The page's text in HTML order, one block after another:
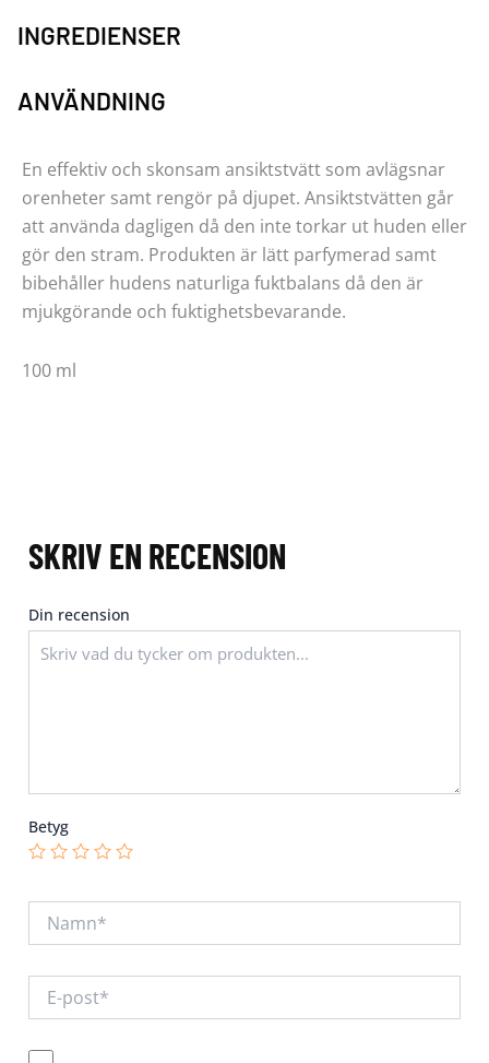
INGREDIENSER
ANVÄNDNING
En effektiv och skonsam ansiktstvätt som avlägsnar
orenheter samt rengör på djupet. Ansiktstvätten går
att använda dagligen då den inte torkar ut huden eller
gör den stram. Produkten är lätt parfymerad samt
bibehåller hudens naturliga fuktbalans då den är
mjukgörande och fuktighetsbevarande.
100 ml
SKRIV EN RECENSION
Din recension
Betyg